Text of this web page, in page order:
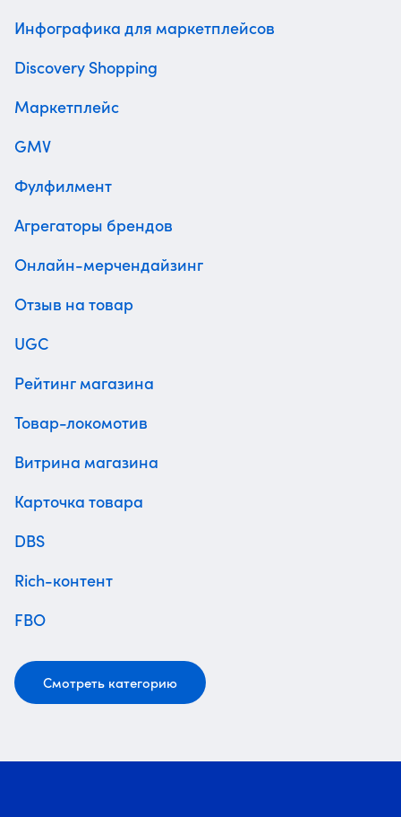
Инфографика для маркетплейсов
Discovery Shopping
Маркетплейс
GMV
Фулфилмент
Агрегаторы брендов
Онлайн-мерчендайзинг
Отзыв на товар
UGC
Рейтинг магазина
Товар-локомотив
Витрина магазина
Карточка товара
DBS
Rich-контент
FBO
Смотреть категорию